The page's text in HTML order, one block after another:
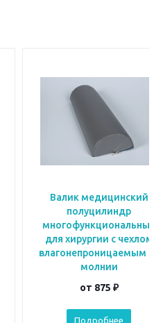
Валик медицинский
полуцилиндр
многофункциональный
для хирургии с чехлом
влагонепроницаемым на
молнии
от 875 ₽
Подробнее